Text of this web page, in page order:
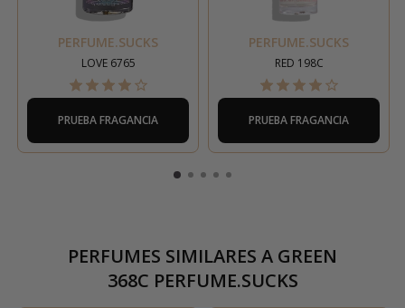
PERFUME.SUCKS
LOVE 6765
PRUEBA FRAGANCIA
PERFUME.SUCKS
RED 198C
PRUEBA FRAGANCIA
PERFUMES SIMILARES A GREEN
368C PERFUME.SUCKS